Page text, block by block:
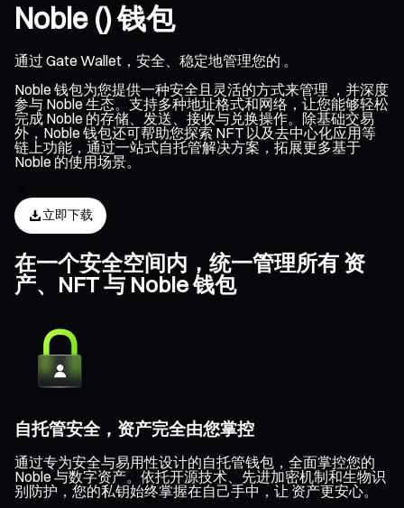
Noble () 钱包
通过 Gate Wallet，安全、稳定地管理您的 。
Noble 钱包为您提供一种安全且灵活的方式来管理 ，并深度
参与 Noble 生态。支持多种地址格式和网络，让您能够轻松
完成 Noble 的存储、发送、接收与兑换操作。除基础交易
外，Noble 钱包还可帮助您探索 NFT 以及去中心化应用等
链上功能，通过一站式自托管解决方案，拓展更多基于
Noble 的使用场景。
立即下载
在一个安全空间内，统一管理所有 资
产、NFT 与 Noble 钱包
自托管安全，资产完全由您掌控
通过专为安全与易用性设计的自托管钱包，全面掌控您的
Noble 与数字资产。依托开源技术、先进加密机制和生物识
别防护，您的私钥始终掌握在自己手中，让 资产更安心。